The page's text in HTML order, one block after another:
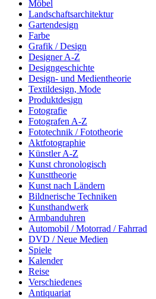
Möbel
Landschaftsarchitektur
Gartendesign
Farbe
Grafik / Design
Designer A-Z
Designgeschichte
Design- und Medientheorie
Textildesign, Mode
Produktdesign
Fotografie
Fotografen A-Z
Fototechnik / Fototheorie
Aktfotographie
Künstler A-Z
Kunst chronologisch
Kunsttheorie
Kunst nach Ländern
Bildnerische Techniken
Kunsthandwerk
Armbanduhren
Automobil / Motorrad / Fahrrad
DVD / Neue Medien
Spiele
Kalender
Reise
Verschiedenes
Antiquariat